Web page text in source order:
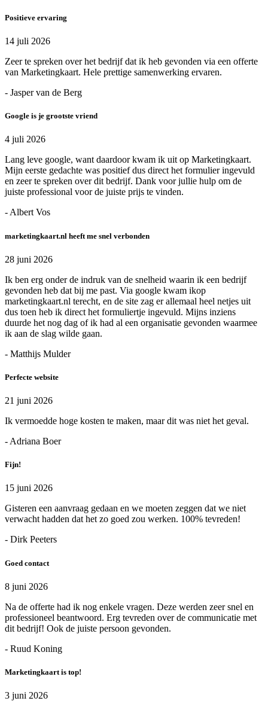
Positieve ervaring
14 juli 2026
Zeer te spreken over het bedrijf dat ik heb gevonden via een offerte
van Marketingkaart. Hele prettige samenwerking ervaren.
- Jasper van de Berg
Google is je grootste vriend
4 juli 2026
Lang leve google, want daardoor kwam ik uit op Marketingkaart.
Mijn eerste gedachte was positief dus direct het formulier ingevuld
en zeer te spreken over dit bedrijf. Dank voor jullie hulp om de
juiste professional voor de juiste prijs te vinden.
- Albert Vos
marketingkaart.nl heeft me snel verbonden
28 juni 2026
Ik ben erg onder de indruk van de snelheid waarin ik een bedrijf
gevonden heb dat bij me past. Via google kwam ikop
marketingkaart.nl terecht, en de site zag er allemaal heel netjes uit
dus toen heb ik direct het formuliertje ingevuld. Mijns inziens
duurde het nog dag of ik had al een organisatie gevonden waarmee
ik aan de slag wilde gaan.
- Matthijs Mulder
Perfecte website
21 juni 2026
Ik vermoedde hoge kosten te maken, maar dit was niet het geval.
- Adriana Boer
Fijn!
15 juni 2026
Gisteren een aanvraag gedaan en we moeten zeggen dat we niet
verwacht hadden dat het zo goed zou werken. 100% tevreden!
- Dirk Peeters
Goed contact
8 juni 2026
Na de offerte had ik nog enkele vragen. Deze werden zeer snel en
professioneel beantwoord. Erg tevreden over de communicatie met
dit bedrijf! Ook de juiste persoon gevonden.
- Ruud Koning
Marketingkaart is top!
3 juni 2026